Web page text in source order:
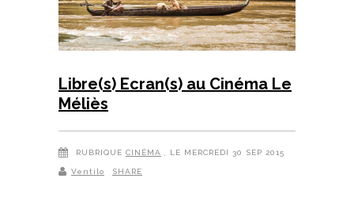
Libre(s) Ecran(s) au Cinéma Le
Méliès
RUBRIQUE CINÉMA , LE MERCREDI 30 SEP 2015
Ventilo SHARE